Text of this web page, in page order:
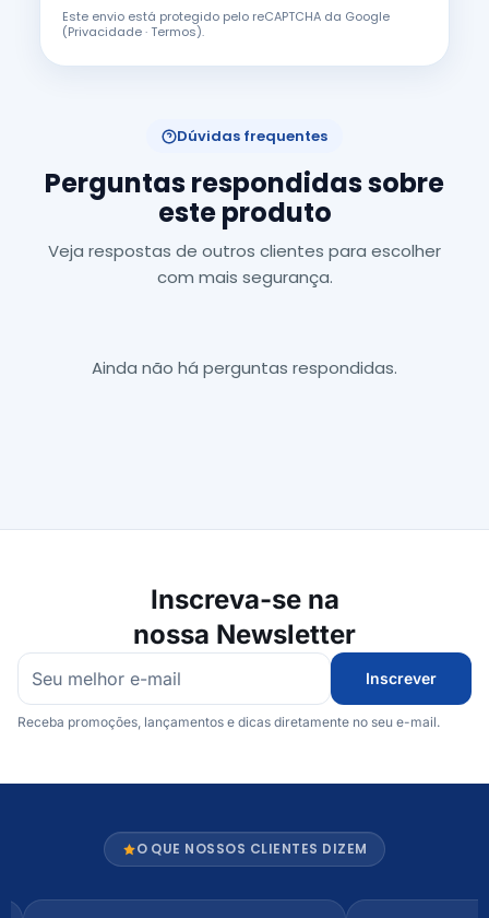
Este envio está protegido pelo reCAPTCHA da Google
(Privacidade·Termos).
Dúvidas frequentes
Perguntas respondidas sobre
este produto
Veja respostas de outros clientes para escolher
com mais segurança.
Ainda não há perguntas respondidas.
Inscreva-se na
nossa Newsletter
Inscrever
Receba promoções, lançamentos e dicas diretamente no seu e-mail.
O QUE NOSSOS CLIENTES DIZEM